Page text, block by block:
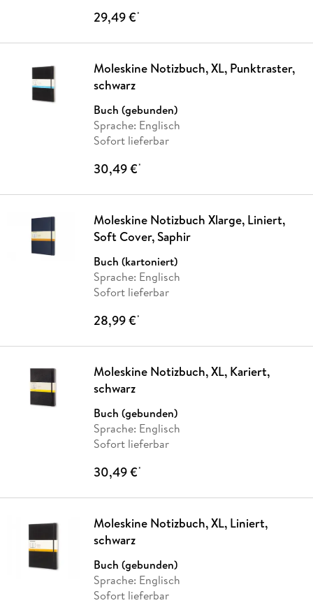
29,49 €*
Moleskine Notizbuch, XL, Punktraster,
schwarz
Buch (gebunden)
Sprache: Englisch
Sofort lieferbar
30,49 €*
Moleskine Notizbuch Xlarge, Liniert,
Soft Cover, Saphir
Buch (kartoniert)
Sprache: Englisch
Sofort lieferbar
28,99 €*
Moleskine Notizbuch, XL, Kariert,
schwarz
Buch (gebunden)
Sprache: Englisch
Sofort lieferbar
30,49 €*
Moleskine Notizbuch, XL, Liniert,
schwarz
Buch (gebunden)
Sprache: Englisch
Sofort lieferbar